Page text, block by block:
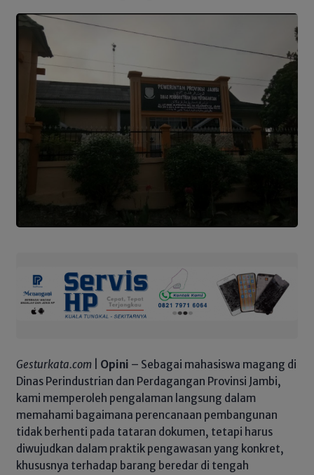
Gesturkata.com Opini – Sebagai mahasiswa magang di
Dinas Perindustrian dan Perdagangan Provinsi Jambi,
kami memperoleh pengalaman langsung dalam
memahami bagaimana perencanaan pembangunan
tidak berhenti pada tataran dokumen, tetapi harus
diwujudkan dalam praktik pengawasan yang konkret,
khususnya terhadap barang beredar di tengah